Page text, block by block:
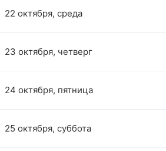
22 октября, среда
23 октября, четверг
24 октября, пятница
25 октября, суббота